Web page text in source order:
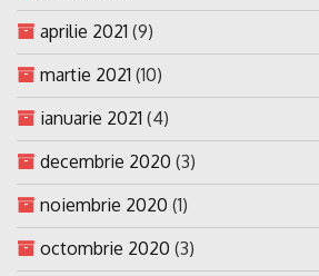
aprilie 2021 (9)
martie 2021 (10)
ianuarie 2021 (4)
decembrie 2020 (3)
noiembrie 2020 (1)
octombrie 2020 (3)